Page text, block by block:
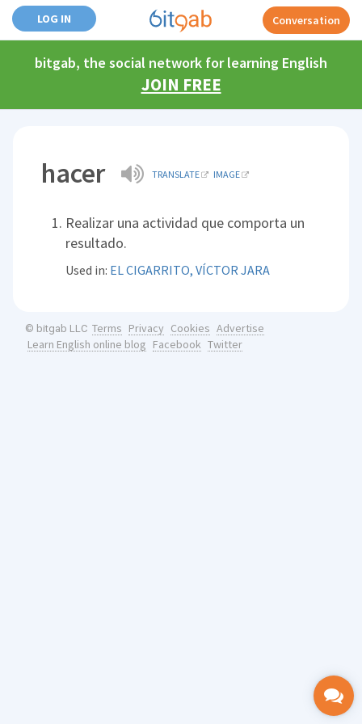
LOG IN Conversation
bitgab, the social network for learning English
JOIN FREE
hacer TRANSLATE IMAGE
Realizar una actividad que comporta un
resultado.
Used in: EL CIGARRITO, VÍCTOR JARA
© bitgab LLC Terms Privacy Cookies Advertise
Learn English online blog Facebook Twitter